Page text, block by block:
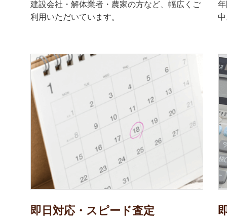
建設会社・解体業者・農家の方など、幅広くご
利用いただいています。
即日対応・スピード査定